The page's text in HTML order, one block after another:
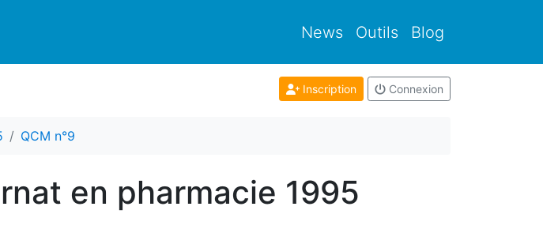
News Outils Blog
Inscription Connexion
QCM n°9
en pharmacie 1995